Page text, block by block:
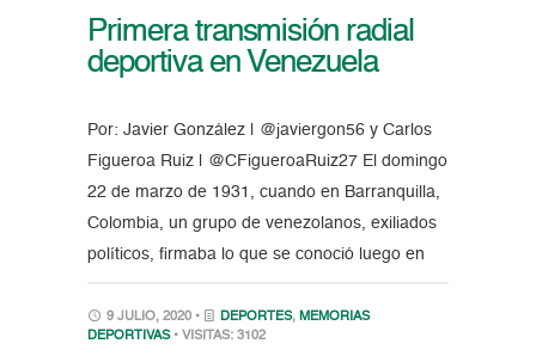
Primera transmisión radial
deportiva en Venezuela
Por: Javier González | @javiergon56 y Carlos
Figueroa Ruiz | @CFigueroaRuiz27 El domingo
22 de marzo de 1931, cuando en Barranquilla,
Colombia, un grupo de venezolanos, exiliados
políticos, firmaba lo que se conoció luego en
9 JULIO, 2020 • DEPORTES, MEMORIAS
DEPORTIVAS • VISITAS: 3102